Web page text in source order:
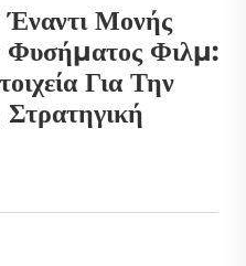
Μονής
Φιλμ:
Για Την